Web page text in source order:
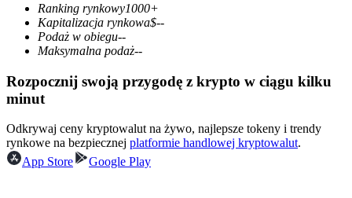
Kontrakty terminowe na USDC
Ranking rynkowy1000+
Kapitalizacja rynkowa$--
Podaż w obiegu--
Maksymalna podaż--
Rozpocznij swoją przygodę z krypto w ciągu kilku
minut
Odkrywaj ceny kryptowalut na żywo, najlepsze tokeny i trendy
rynkowe na bezpiecznej platformie handlowej kryptowalut.
App Store
Google Play